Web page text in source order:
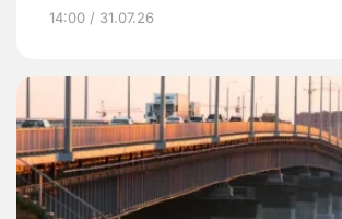
14:00 / 31.07.26